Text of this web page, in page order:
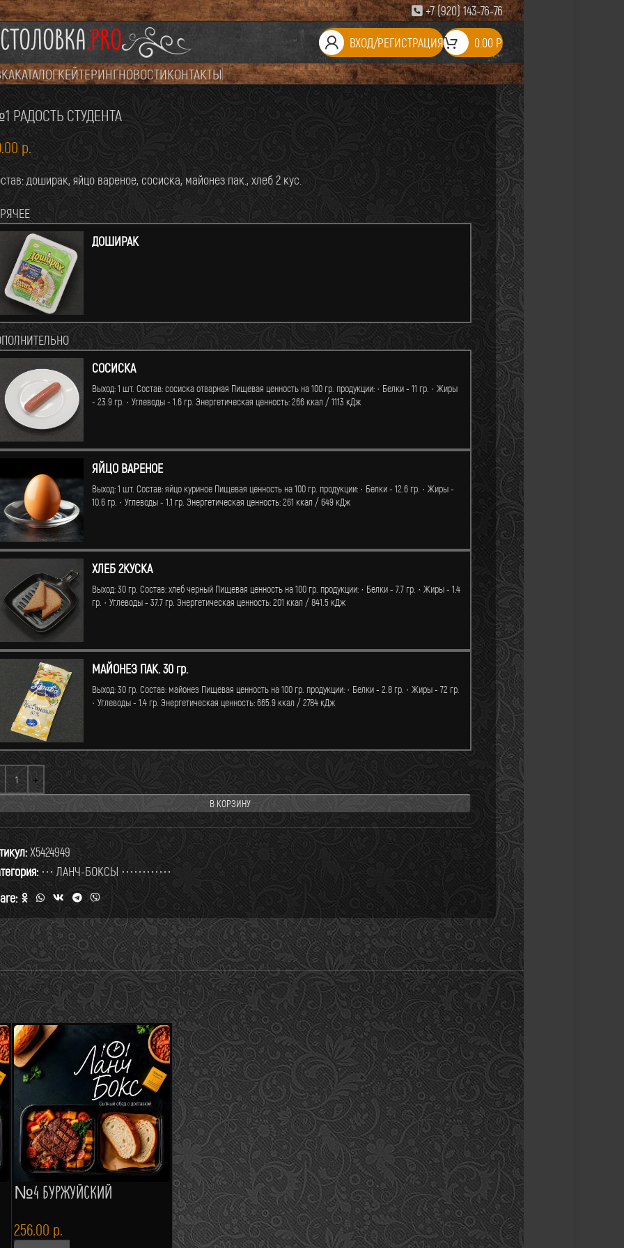
+7 (920) 143-76-76
СТОЛОВКА.PRO ВХОД/РЕГИСТРАЦИЯ 0.00 Р.
КАТАЛОГКЕЙТЕРИНГНОВОСТИКОНТАКТЫ
РАДОСТЬ СТУДЕНТА
р.
доширак, яйцо вареное, сосиска, майонез пак., хлеб 2 кус.
ДОШИРАК
СОСИСКА
Выход: 1 шт. Состав: сосиска отварная Пищевая ценность на 100 гр. продукции: · Белки - 11 гр. · Жиры
- 23.9 гр. · Углеводы - 1.6 гр. Энергетическая ценность: 266 ккал / 1113 кДж
ЯЙЦО ВАРЕНОЕ
Выход: 1 шт. Состав: яйцо куриное Пищевая ценность на 100 гр. продукции: · Белки - 12.6 гр. · Жиры -
10.6 гр. · Углеводы - 1.1 гр. Энергетическая ценность: 261 ккал / 649 кДж
ХЛЕБ 2КУСКА
Выход: 30 гр. Состав: хлеб черный Пищевая ценность на 100 гр. продукции: · Белки - 7.7 гр. · Жиры - 1.4
гр. · Углеводы - 37.7 гр. Энергетическая ценность: 201 ккал / 841.5 кДж
МАЙОНЕЗ ПАК. 30 гр.
Выход: 30 гр. Состав: майонез Пищевая ценность на 100 гр. продукции: · Белки - 2.8 гр. · Жиры - 72 гр.
· Углеводы - 1.4 гр. Энергетическая ценность: 665.9 ккал / 2784 кДж
В КОРЗИНУ
X5424949
··· ЛАНЧ-БОКСЫ ············
№4 БУРЖУЙСКИЙ
256.00 р.